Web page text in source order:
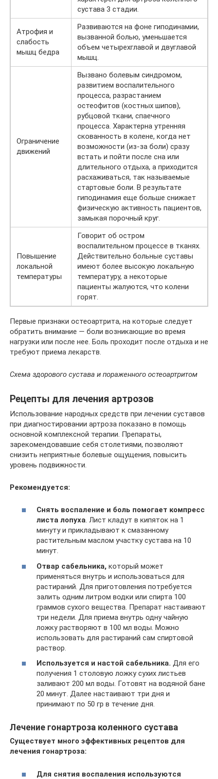
сустава 3 стадии.
Атрофия и
слабость
мышц бедра
Развиваются на фоне гиподинамии,
вызванной болью, уменьшается
объем четырехглавой и двуглавой
мышц.
Ограничение
движений
Вызвано болевым синдромом,
развитием воспалительного
процесса, разрастанием
остеофитов (костных шипов),
рубцовой ткани, спаечного
процесса. Характерна утренняя
скованность в колене, когда нет
возможности (из-за боли) сразу
встать и пойти после сна или
длительного отдыха, а приходится
расхаживаться, так называемые
стартовые боли. В результате
гиподинамия еще больше снижает
физическую активность пациентов,
замыкая порочный круг.
Повышение
локальной
температуры
Говорит об остром
воспалительном процессе в тканях.
Действительно больные суставы
имеют более высокую локальную
температуру, а некоторые
пациенты жалуются, что колени
горят.
Первые признаки остеоартрита, на которые следует
обратить внимание — боли возникающие во время
нагрузки или после нее. Боль проходит после отдыха и не
требуют приема лекарств.
Схема здорового сустава и пораженного остеоартритом
Рецепты для лечения артрозов
Использование народных средств при лечении суставов
при диагностировании артроза показано в помощь
основной комплексной терапии. Препараты,
зарекомендовавшие себя столетиями, позволяют
снизить неприятные болевые ощущения, повысить
уровень подвижности.
Рекомендуется:
Снять воспаление и боль помогает компресс
листа лопуха. Лист кладут в кипяток на 1
минуту и прикладывают к смазанному
растительным маслом участку сустава на 10
минут.
Отвар сабельника, который может
применяться внутрь и использоваться для
растираний. Для приготовления потребуется
залить одним литром водки или спирта 100
граммов сухого вещества. Препарат настаивают
три недели. Для приема внутрь одну чайную
ложку растворяют в 100 мл воды. Можно
использовать для растираний сам спиртовой
раствор.
Используется и настой сабельника. Для его
получения 1 столовую ложку сухих листьев
заливают 200 мл воды. Готовят на водяной бане
20 минут. Далее настаивают три дня и
принимают по 50 гр в течение дня.
Лечение гонартроза коленного сустава
Существует много эффективных рецептов для
лечения гонартроза:
Для снятия воспаления используются